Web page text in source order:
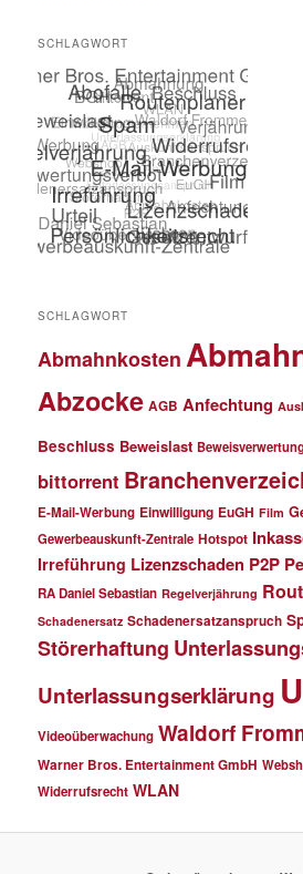
SCHLAGWORT
SCHLAGWORT
Abmahnkosten
Abzocke AGB Anfechtung
Beschluss Beweislast
bittorrent
E-Mail-Werbung Einwilligung EuGH Film
Gewerbeauskunft-Zentrale Hotspot
Irreführung Lizenzschaden P2P
RA Daniel Sebastian Regelverjährung
Schadenersatz Schadenersatzanspruch
Störerhaftung
Unterlassungserklärung
Videoüberwachung Waldorf
Warner Bros. Entertainment GmbH
Widerrufsrecht WLAN